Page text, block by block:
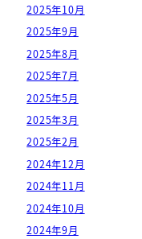
2025年10月
2025年9月
2025年8月
2025年7月
2025年5月
2025年3月
2025年2月
2024年12月
2024年11月
2024年10月
2024年9月